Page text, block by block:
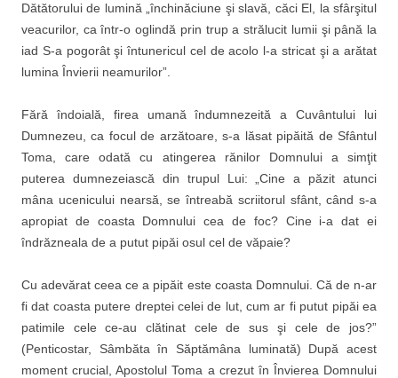
Dătătorului de lumină „închinăciune şi slavă, căci El, la sfârşitul
veacurilor, ca într-o oglindă prin trup a strălucit lumii şi până la
iad S-a pogorât şi întunericul cel de acolo l-a stricat şi a arătat
lumina Învierii neamurilor”.
Fără îndoială, firea umană îndumnezeită a Cuvântului lui
Dumnezeu, ca focul de arzătoare, s-a lăsat pipăită de Sfântul
Toma, care odată cu atingerea rănilor Domnului a simţit
puterea dumnezeiască din trupul Lui: „Cine a păzit atunci
mâna ucenicului nearsă, se întreabă scriitorul sfânt, când s-a
apropiat de coasta Domnului cea de foc? Cine i-a dat ei
îndrăzneala de a putut pipăi osul cel de văpaie?
Cu adevărat ceea ce a pipăit este coasta Domnului. Că de n-ar
fi dat coasta putere dreptei celei de lut, cum ar fi putut pipăi ea
patimile cele ce-au clătinat cele de sus şi cele de jos?”
(Penticostar, Sâmbăta în Săptămâna luminată) După acest
moment crucial, Apostolul Toma a crezut în Învierea Domnului